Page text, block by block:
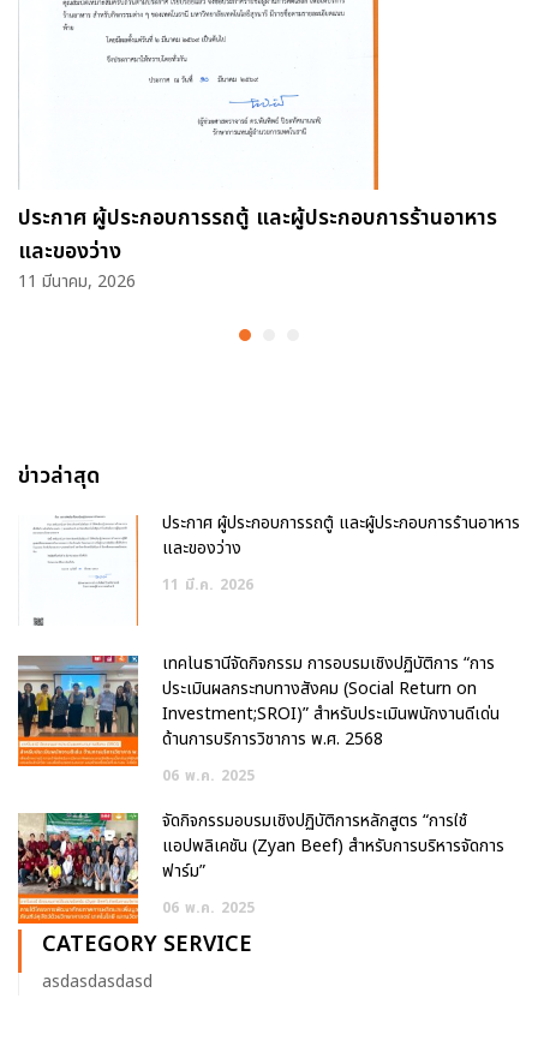
ประกาศ ผู้ประกอบการรถตู้ และผู้ประกอบการร้านอาหาร
และของว่าง
11 มีนาคม, 2026
ข่าวล่าสุด
ประกาศ ผู้ประกอบการรถตู้ และผู้ประกอบการร้านอาหาร
และของว่าง
11 มี.ค. 2026
เทคโนธานีจัดกิจกรรม การอบรมเชิงปฏิบัติการ “การ
ประเมินผลกระทบทางสังคม (Social Return on
Investment;SROI)” สำหรับประเมินพนักงานดีเด่น
ด้านการบริการวิชาการ พ.ศ. 2568
06 พ.ค. 2025
จัดกิจกรรมอบรมเชิงปฏิบัติการหลักสูตร “การใช้
แอปพลิเคชัน (Zyan Beef) สำหรับการบริหารจัดการ
ฟาร์ม”
06 พ.ค. 2025
CATEGORY SERVICE
asdasdasdasd